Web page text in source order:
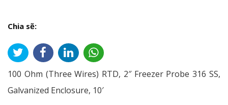
Chia sẽ:
100 Ohm (Three Wires) RTD, 2″ Freezer Probe 316 SS,
Galvanized Enclosure, 10′